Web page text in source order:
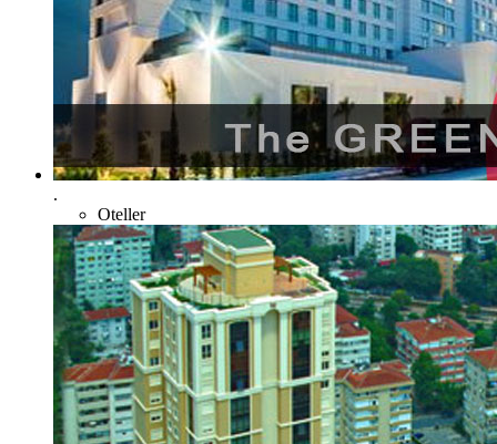
.
Oteller